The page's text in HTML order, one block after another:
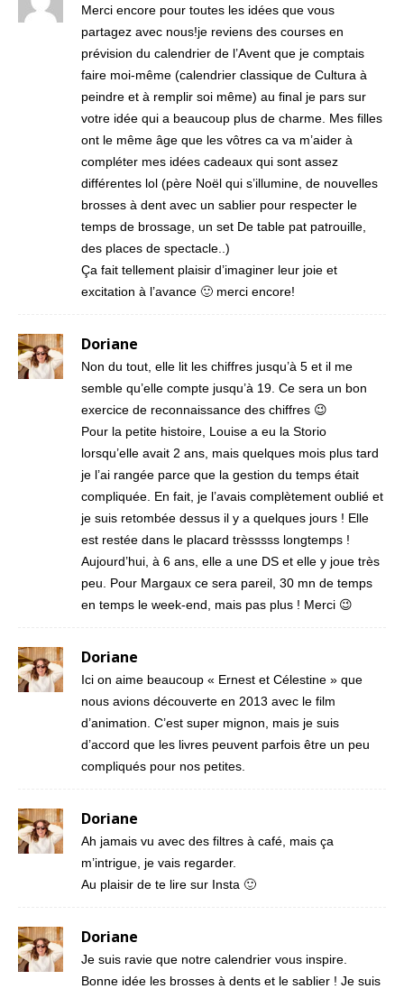
Merci encore pour toutes les idées que vous
partagez avec nous!je reviens des courses en
prévision du calendrier de l’Avent que je comptais
faire moi-même (calendrier classique de Cultura à
peindre et à remplir soi même) au final je pars sur
votre idée qui a beaucoup plus de charme. Mes filles
ont le même âge que les vôtres ca va m’aider à
compléter mes idées cadeaux qui sont assez
différentes lol (père Noël qui s’illumine, de nouvelles
brosses à dent avec un sablier pour respecter le
temps de brossage, un set De table pat patrouille,
des places de spectacle..)
Ça fait tellement plaisir d’imaginer leur joie et
excitation à l’avance 🙂 merci encore!
Doriane
Non du tout, elle lit les chiffres jusqu’à 5 et il me
semble qu’elle compte jusqu’à 19. Ce sera un bon
exercice de reconnaissance des chiffres 😉
Pour la petite histoire, Louise a eu la Storio
lorsqu’elle avait 2 ans, mais quelques mois plus tard
je l’ai rangée parce que la gestion du temps était
compliquée. En fait, je l’avais complètement oublié et
je suis retombée dessus il y a quelques jours ! Elle
est restée dans le placard trèsssss longtemps !
Aujourd’hui, à 6 ans, elle a une DS et elle y joue très
peu. Pour Margaux ce sera pareil, 30 mn de temps
en temps le week-end, mais pas plus ! Merci 😉
Doriane
Ici on aime beaucoup « Ernest et Célestine » que
nous avions découverte en 2013 avec le film
d’animation. C’est super mignon, mais je suis
d’accord que les livres peuvent parfois être un peu
compliqués pour nos petites.
Doriane
Ah jamais vu avec des filtres à café, mais ça
m’intrigue, je vais regarder.
Au plaisir de te lire sur Insta 🙂
Doriane
Je suis ravie que notre calendrier vous inspire.
Bonne idée les brosses à dents et le sablier ! Je suis